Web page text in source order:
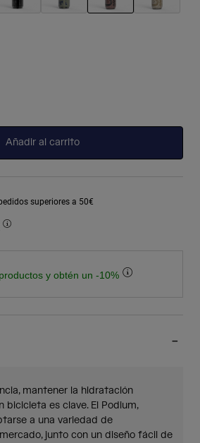
Añadir al carrito
superiores a 50€
y obtén un -10%
mantener la hidratación
bicicleta es clave. El Podium,
a una variedad de
junto con un diseño fácil de